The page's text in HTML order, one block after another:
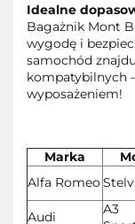
Idealne
Bagażnik Mont
wygodę i
samochód
kompatybilnych
wyposażeniem!
Marka
Alfa Romeo
Audi
A3